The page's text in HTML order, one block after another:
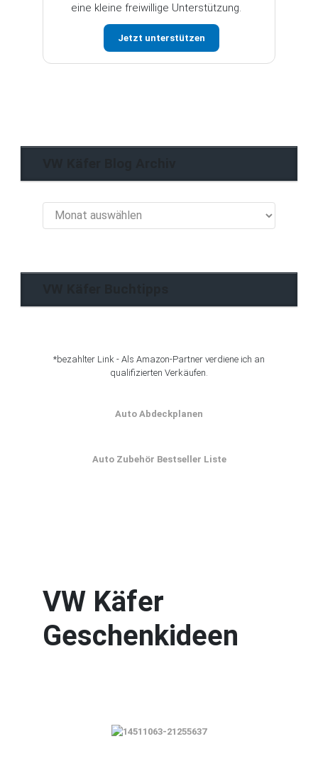
eine kleine freiwillige Unterstützung.
Jetzt unterstützen
Käfer
*bezahlter Link - Als Amazon-Partner verdiene ich an
qualifizierten Verkäufen.
Auto Abdeckplanen
Auto Zubehör Bestseller Liste
VW Käfer
Geschenkideen